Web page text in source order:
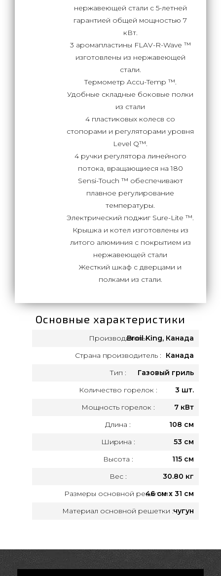
нержавеющей стали с 5-летней
гарантией общей мощностью 7
кВт.
3 аромапластины FLAV-R-Wave ™
изготовлены из нержавеющей
стали.
Термометр Accu-Temp ™.
Удобные складные боковые полки
из стали
4 пластиковых колесв со
стопорами и регуляторами уровня
Level Q™.
4 ручки регулятора линейного
потока, вращающиеся на 180
Sensi-Touch ™ обеспечивают
плавное регулирование
температуры.
Электрический поджиг Sure-Lite ™.
Крышка и котел изготовлены из
литого алюминия с покрытием из
нержавеющей стали
Жесткий шкаф с дверцами и
полками из стали.
Основные характеристики
Производитель:Broil King, Канада
Страна производитель :
Канада
Тип :
Газовый гриль
Количество горелок :
3 шт.
Мощность горелок :
7 кВт
Длина :
108 см
Ширина :
53 см
Высота :
115 см
Вес :
30.80 кг
Размеры основной решетки :
46 см х 31 см
Материал основной решетки :чугун